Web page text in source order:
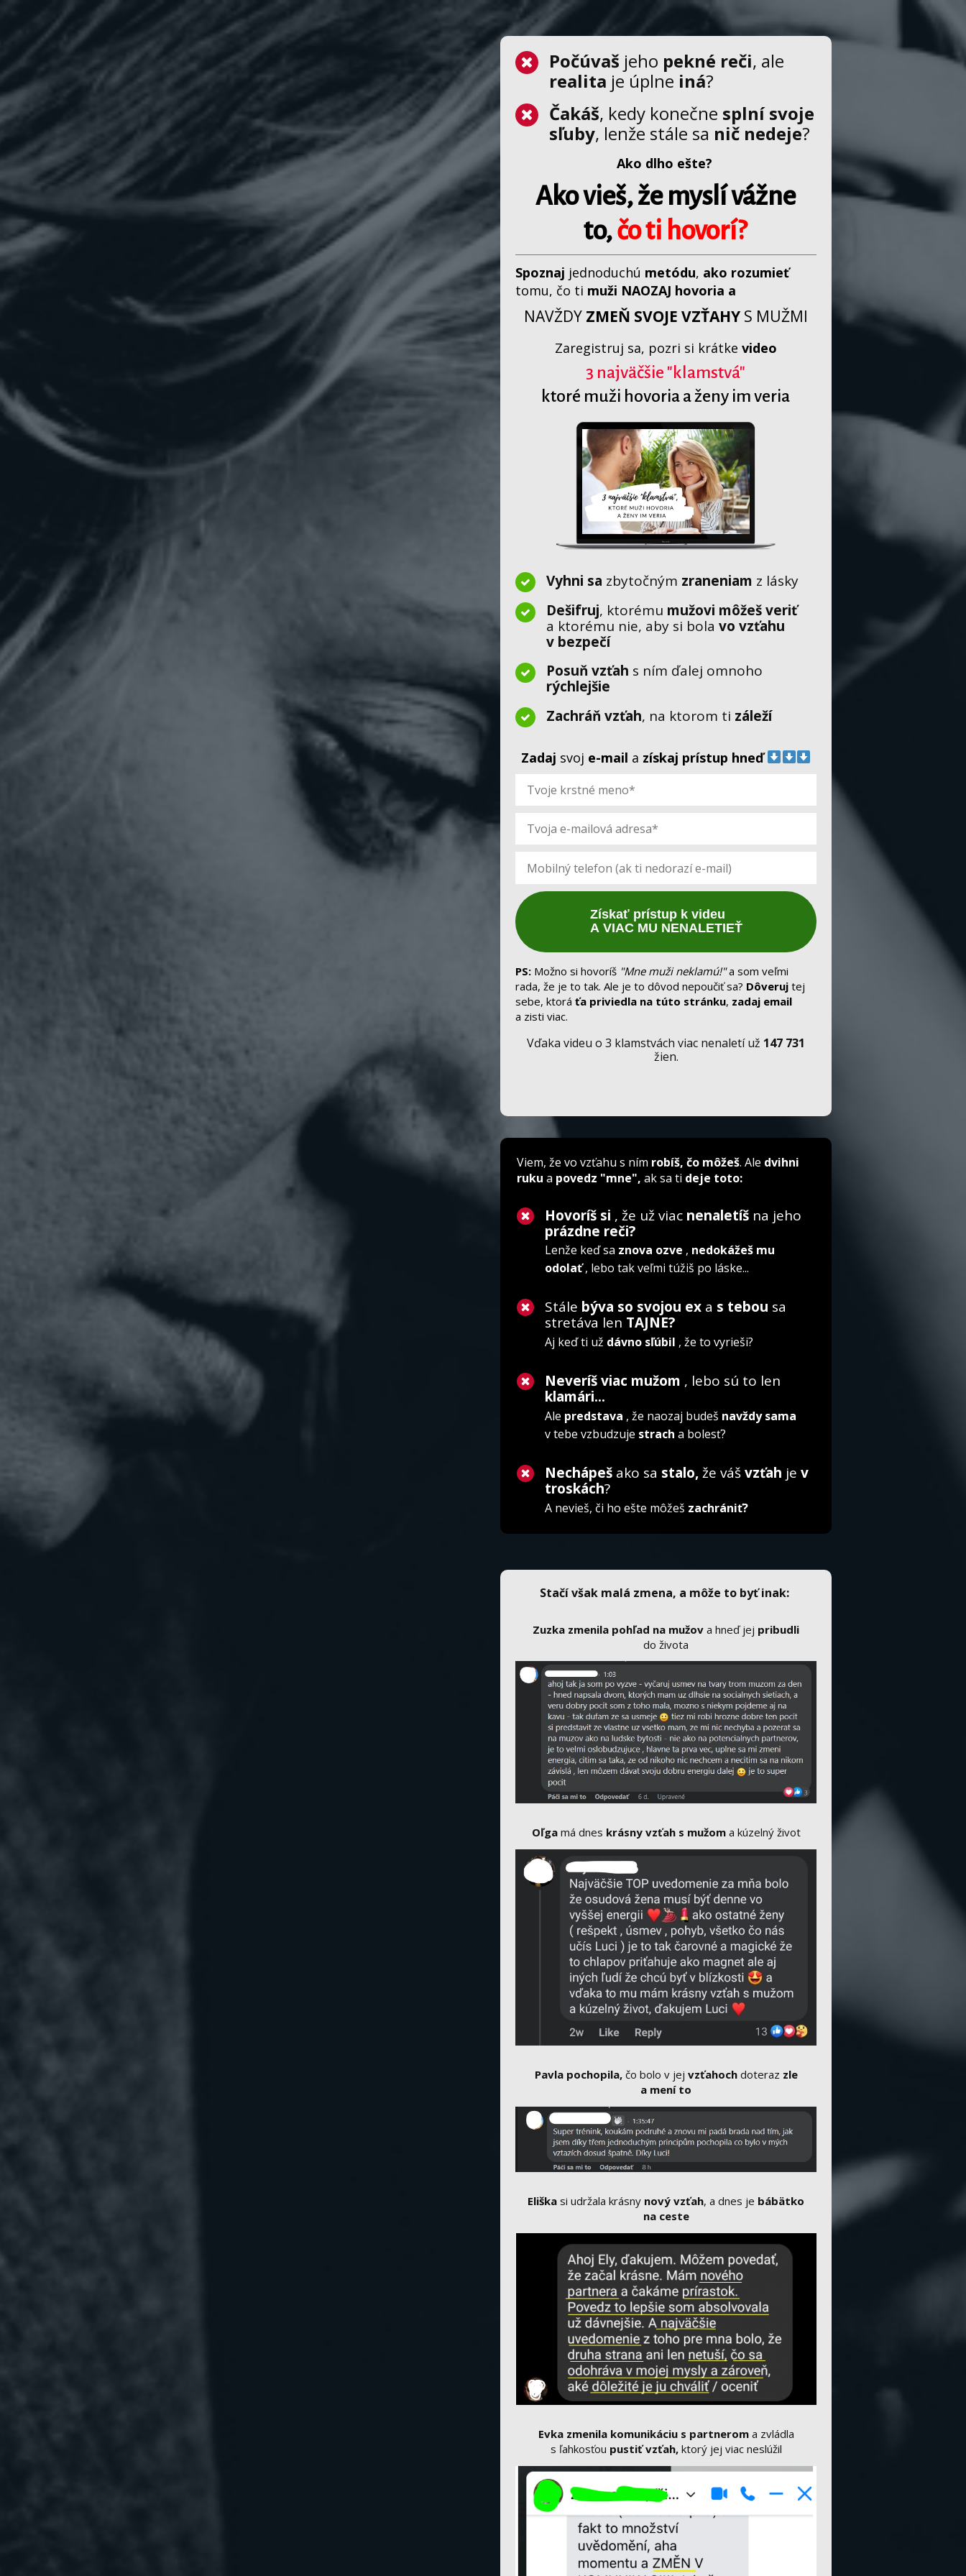
Počúvaš jeho pekné reči, ale
realita je úplne iná?
Čakáš, kedy konečne splní svoje
sľuby, lenže stále sa nič nedeje?
Ako dlho ešte?
Ako vieš, že myslí vážne
to,čo ti hovorí?
Spoznaj jednoduchú metódu, ako rozumieť
tomu, čo ti muži NAOZAJ hovoria a
NAVŽDY ZMEŇ SVOJE VZŤAHY S MUŽMI
Zaregistruj sa, pozri si krátkevideo
3 najväčšie "klamstvá"
ktoré muži hovoria a ženy im veria
Vyhni sa zbytočným zraneniam z lásky
Dešifruj, ktorému mužovi môžeš veriť
a ktorému nie, aby si bolavo vzťahu
v bezpečí
Posuň vzťah s ním ďalej omnoho
rýchlejšie
Zachráň vzťah, na ktorom ti záleží
Zadaj svoj e-mail a získaj prístup hneď
Získať prístup k videu
A VIAC MU NENALETIEŤ
PS: Možno si hovoríš "Mne muži neklamú!"a som veľmi
rada, že je to tak. Ale je to dôvod nepoučiť sa? Dôveruj tej
sebe, ktorá ťa priviedla na túto stránku, zadaj email
a zisti viac.
Vďaka videu o 3 klamstvách viac nenaletí už 147 731
žien.
Viem, že vo vzťahu s ním robíš, čo môžeš. Ale dvihni
ruku a povedz "mne", ak sa ti deje toto:
Hovoríš si , že už viac nenaletíš na jeho
prázdne reči?
Lenže keď sa znova ozve , nedokážeš mu
odolať, lebo tak veľmi túžiš po láske...
Stále býva so svojou ex a s tebou sa
stretáva len TAJNE?
Aj keď ti už dávno sľúbil , že to vyrieši?
Neveríš viac mužom , lebo sú to len
klamári...
Ale predstava , že naozaj budeš navždy sama
v tebe vzbudzuje stracha bolesť?
Nechápeš ako sa stalo,že vášvzťah jev
troskách?
A nevieš, či ho ešte môžeš zachrániť?
Stačí však malá zmena, a môže to byť inak:
Zuzka zmenila pohľad na mužov a hneď jej pribudli
do života
Oľgamá dnes krásny vzťah s mužoma kúzelný život
Pavla pochopila, čo bolo v jej vzťahoch doteraz zle
a mení to
Eliška si udržala krásny nový vzťah, a dnes je bábätko
na ceste
Evka zmenila komunikáciu s partneroma zvládla
s ľahkosťou pustiť vzťah,ktorý jej viac neslúžil